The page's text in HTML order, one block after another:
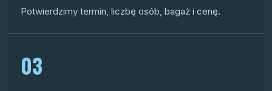
Potwierdzimy termin, liczbę osób, bagaż i cenę.
03